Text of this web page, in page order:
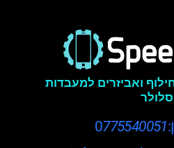
ואביזרים למעבדות
סלולר
775540051